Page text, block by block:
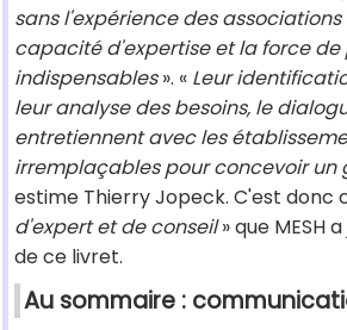
sans l'expérience des associations
capacité d'expertise et la force de
indispensables». « Leur
leur analyse des besoins, le
entretiennent avec les
irremplaçables pour concevoir un
estime Thierry Jopeck. C'est donc
d'expert et de conseil» que MESH
de ce livret.
Au sommaire :